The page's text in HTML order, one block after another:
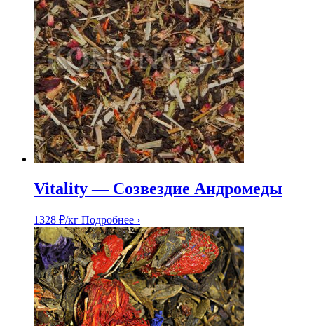
Vitality — Созвездие Андромеды
1328 ₽/кг Подробнее ›